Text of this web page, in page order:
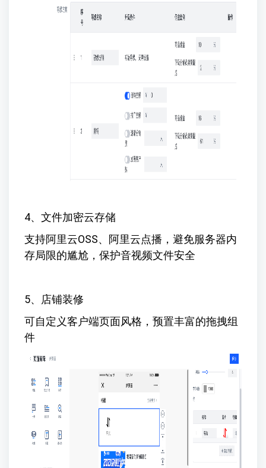
4、文件加密云存储
支持阿里云OSS、阿里云点播，避免服务器内
存局限的尴尬，保护音视频文件安全
5、店铺装修
可自定义客户端页面风格，预置丰富的拖拽组
件